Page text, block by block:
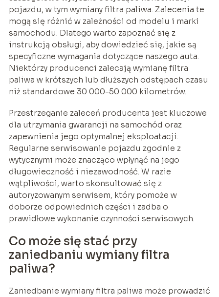
pojazdu, w tym wymiany filtra paliwa. Zalecenia te
mogą się różnić w zależności od modelu i marki
samochodu. Dlatego warto zapoznać się z
instrukcją obsługi, aby dowiedzieć się, jakie są
specyficzne wymagania dotyczące naszego auta.
Niektórzy producenci zalecają wymianę filtra
paliwa w krótszych lub dłuższych odstępach czasu
niż standardowe 30 000-50 000 kilometrów.
Przestrzeganie zaleceń producenta jest kluczowe
dla utrzymania gwarancji na samochód oraz
zapewnienia jego optymalnej eksploatacji.
Regularne serwisowanie pojazdu zgodnie z
wytycznymi może znacząco wpłynąć na jego
długowieczność i niezawodność. W razie
wątpliwości, warto skonsultować się z
autoryzowanym serwisem, który pomoże w
doborze odpowiednich części i zadba o
prawidłowe wykonanie czynności serwisowych.
Co może się stać przy
zaniedbaniu wymiany filtra
paliwa?
Zaniedbanie wymiany filtra paliwa może prowadzić